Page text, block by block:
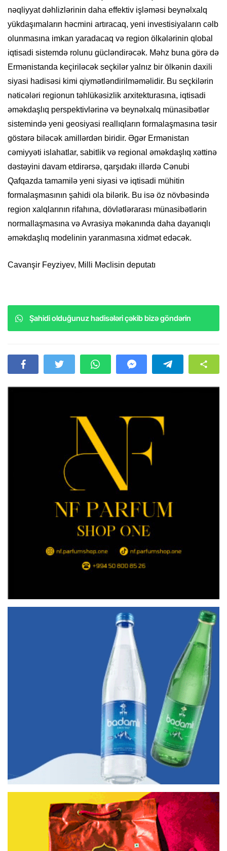
nəqliyyat dəhlizlərinin daha effektiv işləməsi beynəlxalq
yükdaşımaların həcmini artıracaq, yeni investisiyaların cəlb
olunmasına imkan yaradacaq və region ölkələrinin qlobal
iqtisadi sistemdə rolunu gücləndirəcək. Məhz buna görə də
Ermənistanda keçiriləcək seçkilər yalnız bir ölkənin daxili
siyasi hadisəsi kimi qiymətləndirilməməlidir. Bu seçkilərin
nəticələri regionun təhlükəsizlik arxitekturasına, iqtisadi
əməkdaşlıq perspektivlərinə və beynəlxalq münasibətlər
sistemində yeni geosiyasi reallıqların formalaşmasına təsir
göstərə biləcək amillərdən biridir. Əgər Ermənistan
cəmiyyəti islahatlar, sabitlik və regional əməkdaşlıq xəttinə
dəstəyini davam etdirərsə, qarşıdakı illərdə Cənubi
Qafqazda tamamilə yeni siyasi və iqtisadi mühitin
formalaşmasının şahidi ola bilərik. Bu isə öz növbəsində
region xalqlarının rifahına, dövlətlərarası münasibətlərin
normallaşmasına və Avrasiya məkanında daha dayanıqlı
əməkdaşlıq modelinin yaranmasına xidmət edəcək.
Cavanşir Feyziyev, Milli Məclisin deputatı
Şahidi olduğunuz hadisələri çəkib bizə göndərin